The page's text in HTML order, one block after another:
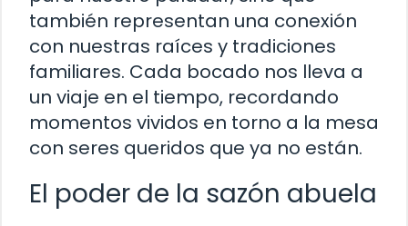
también representan una conexión
con nuestras raíces y tradiciones
familiares. Cada bocado nos lleva a
un viaje en el tiempo, recordando
momentos vividos en torno a la mesa
con seres queridos que ya no están.
El poder de la sazón abuela